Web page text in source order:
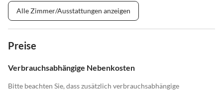
Alle Zimmer/Ausstattungen anzeigen
Preise
Verbrauchsabhängige Nebenkosten
Bitte beachten Sie, dass zusätzlich verbrauchsabhängige